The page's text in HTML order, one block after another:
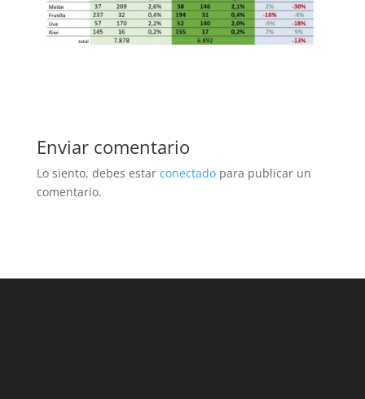
Enviar comentario
Lo siento, debes estar conectadopara publicar un
comentario.